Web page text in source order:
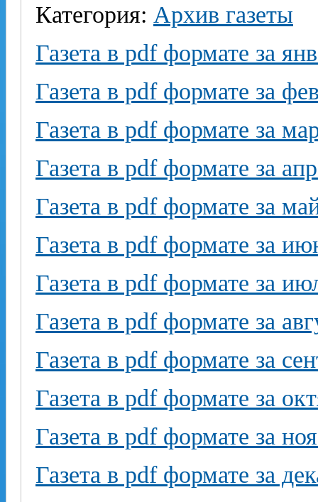
Категория: Архив газеты
Газета в pdf формате за
Газета в pdf формате за
Газета в pdf формате за
Газета в pdf формате за
Газета в pdf формате за
Газета в pdf формате за
Газета в pdf формате за
Газета в pdf формате за
Газета в pdf формате за
Газета в pdf формате за
Газета в pdf формате за
Газета в pdf формате за